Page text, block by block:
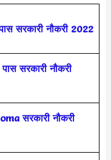
सरकारी नौकरी 2022
पास सरकारी नौकरी
सरकारी नौकरी